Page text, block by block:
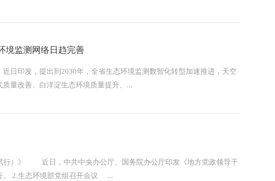
境监测网络日趋完善
日印发，提出到2030年，全省生态环境监测数智化转型加速推进，天空
量改善、白洋淀生态环境质量提升、...
行）》 近日，中共中央办公厅、国务院办公厅印发《地方党政领导干
。 2.生态环境部党组召开会议 ...